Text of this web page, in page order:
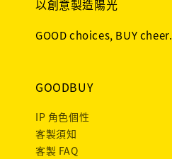
以創意製造陽光
GOOD choices, BUY cheer.
GOODBUY
IP 角色個性
客製須知
客製 FAQ